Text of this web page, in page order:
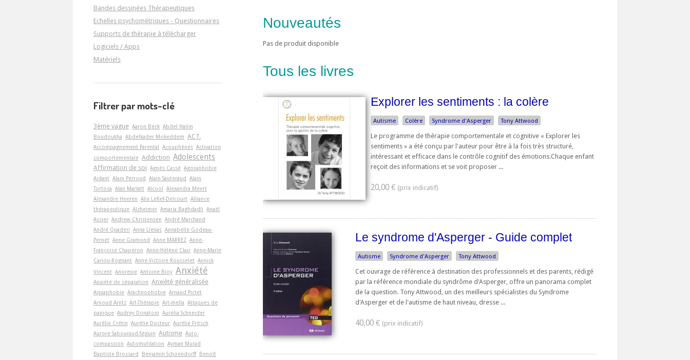
Nouveautés
Pas de produit disponible
Tous les livres
Explorer les sentiments : la colère
Autisme Colère Syndrome d'Asperger Tony Attwood
Le programme de thérapie comportementale et cognitive « Explorer les
sentiments » a été conçu par l'auteur pour être à la fois très structuré,
intéressant et efficace dans le contrôle cognitif des émotions.Chaque enfant
reçoit des informations et se voit proposer ...
20,00 €
Le syndrome d'Asperger - Guide complet
Autisme Syndrome d'Asperger Tony Attwood
Cet ouvrage de référence à destination des professionnels et des parents, rédigé
par la référence mondiale du syndrôme d'Asperger, offre un panorama complet
de la question. Tony Attwood, un des meilleurs spécialistes du Syndrome
d'Asperger et de l'autisme de haut niveau, dresse ...
40,00 €
Bandes dessinées Thérapeutiques
Echelles psychométriques - Questionnaires
Supports de thérapie à télécharger
Logiciels / Apps
Matériels
Filtrer par mots-clé
3ème vague Aaron Beck Abdel Halim
Boudoukha Abdelkader Mokeddem ACT.
Accompagnement Parental Acouphènes Activation
comportementale Addiction Adolescents
Affirmation de soi Agnès Cassé Agoraphobie
Aidant Alain Perroud Alain Sauteraud Alain
Tortosa Alan Marlatt Alcool Alexandra Meert
Alexandre Heeren Alix Lefief-Delcourt Alliance
thérapeutique Alzheimer Amaria Baghdadli Anaël
Assier Andrew Christensen André Marchand
André Quaderi Anna Llenas Annabelle Godeau-
Pernet Anne Gramond Anne MARREZ Anne-
Françoise Chaperon Anne-Hélène Clair Anne-Marie
Cariou-Rognant Anne-Victoire Rousselet Annick
Vincent Anorexie Antoine Bioy Anxiété
Anxiété de séparation Anxiété généralisée
Aquaphobie Arachnophobie Arnaud Pictet
Arnoud Arntz Art-Thérapie Art-­mella Attaques de
panique Audrey Donatoni Aurélia Schneider
Aurélie Crétin Aurélie Docteur Aurélie Fritsch
Aurore Sabouraud-Séguin Autisme Auto-
compassion Automutilation Ayman Murad
Baptiste Brossard
Benjamin Schoendorff Benoît